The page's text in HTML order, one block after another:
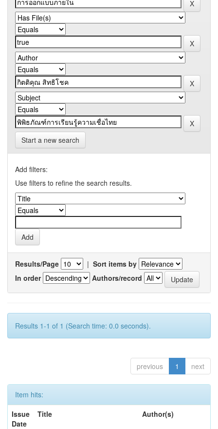
Start a new search
Add filters:
Use filters to refine the search results.
Results/Page | Sort items by
In order
Authors/record
Results 1-1 of 1 (Search time: 0.0 seconds).
previous 1 next
Item hits:
Issue
Date
Title Author(s)